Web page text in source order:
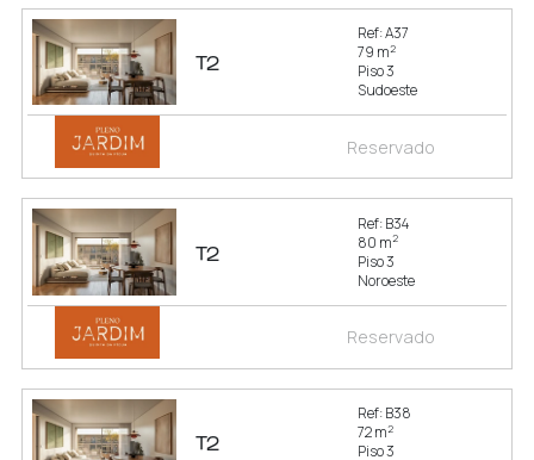
T2
Ref: A37
79 m2
Piso 3
Sudoeste
Reservado
T2
Ref: B34
80 m2
Piso 3
Noroeste
Reservado
T2
Ref: B38
72 m2
Piso 3